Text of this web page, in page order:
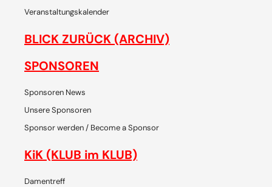
Veranstaltungskalender
BLICK ZURÜCK (ARCHIV)
SPONSOREN
Sponsoren News
Unsere Sponsoren
Sponsor werden / Become a Sponsor
KiK (KLUB im KLUB)
Damentreff